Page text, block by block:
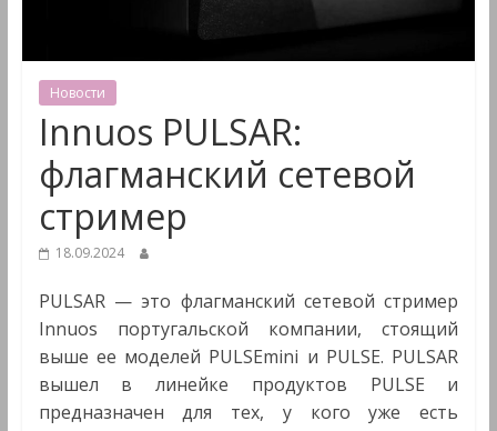
Новости
Innuos PULSAR:
флагманский сетевой
стример
18.09.2024
PULSAR — это флагманский сетевой стример
Innuos португальской компании, стоящий
выше ее моделей PULSEmini и PULSE. PULSAR
вышел в линейке продуктов PULSE и
предназначен для тех, у кого уже есть